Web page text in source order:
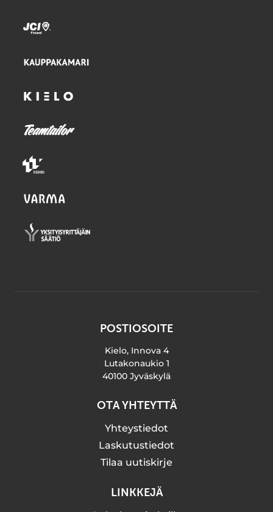
POSTIOSOITE
Kielo, Innova 4
Lutakonaukio 1
40100 Jyväskylä
OTA YHTEYTTÄ
Yhteystiedot
Laskutustiedot
Tilaa uutiskirje
LINKKEJÄ